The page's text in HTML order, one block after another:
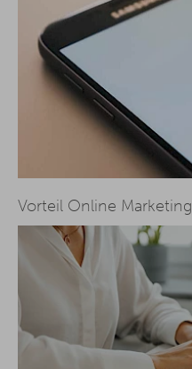
Vorteil Online Marketing